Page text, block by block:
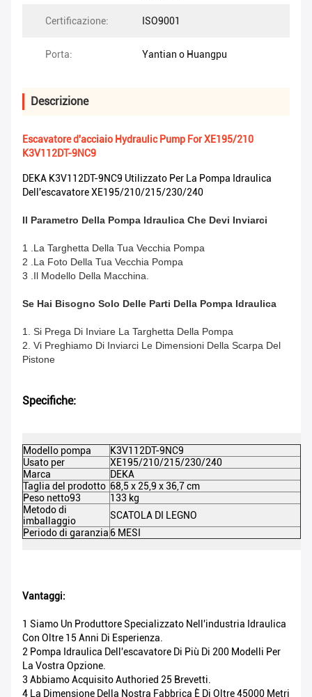
Certificazione: ISO9001
Porta: Yantian o Huangpu
Descrizione
Escavatore d'acciaio Hydraulic Pump For XE195/210
K3V112DT-9NC9
DEKA K3V112DT-9NC9 Utilizzato Per La Pompa Idraulica
Dell'escavatore XE195/210/215/230/240
Il Parametro Della Pompa Idraulica Che Devi Inviarci
1 .La Targhetta Della Tua Vecchia Pompa
2 .La Foto Della Tua Vecchia Pompa
3 .Il Modello Della Macchina.
Se Hai Bisogno Solo Delle Parti Della Pompa Idraulica
1. Si Prega Di Inviare La Targhetta Della Pompa
2. Vi Preghiamo Di Inviarci Le Dimensioni Della Scarpa Del
Pistone
Specifiche:
Modello pompa
K3V112DT-9NC9
Usato per
XE195/210/215/230/240
Marca
DEKA
Taglia del prodotto 68,5 x 25,9 x 36,7 cm
Peso netto93
133 kg
Metodo di
imballaggio
SCATOLA DI LEGNO
Periodo di garanzia 6 MESI
Vantaggi:
1 Siamo Un Produttore Specializzato Nell'industria Idraulica
Con Oltre 15 Anni Di Esperienza.
2 Pompa Idraulica Dell'escavatore Di Più Di 200 Modelli Per
La Vostra Opzione.
3 Abbiamo Acquisito Authoried 25 Brevetti.
4 La Dimensione Della Nostra Fabbrica È Di Oltre 45000 Metri